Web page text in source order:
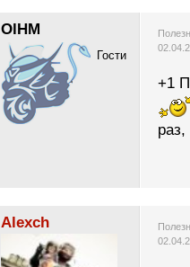
OlHM
Гости
+1
Alexch